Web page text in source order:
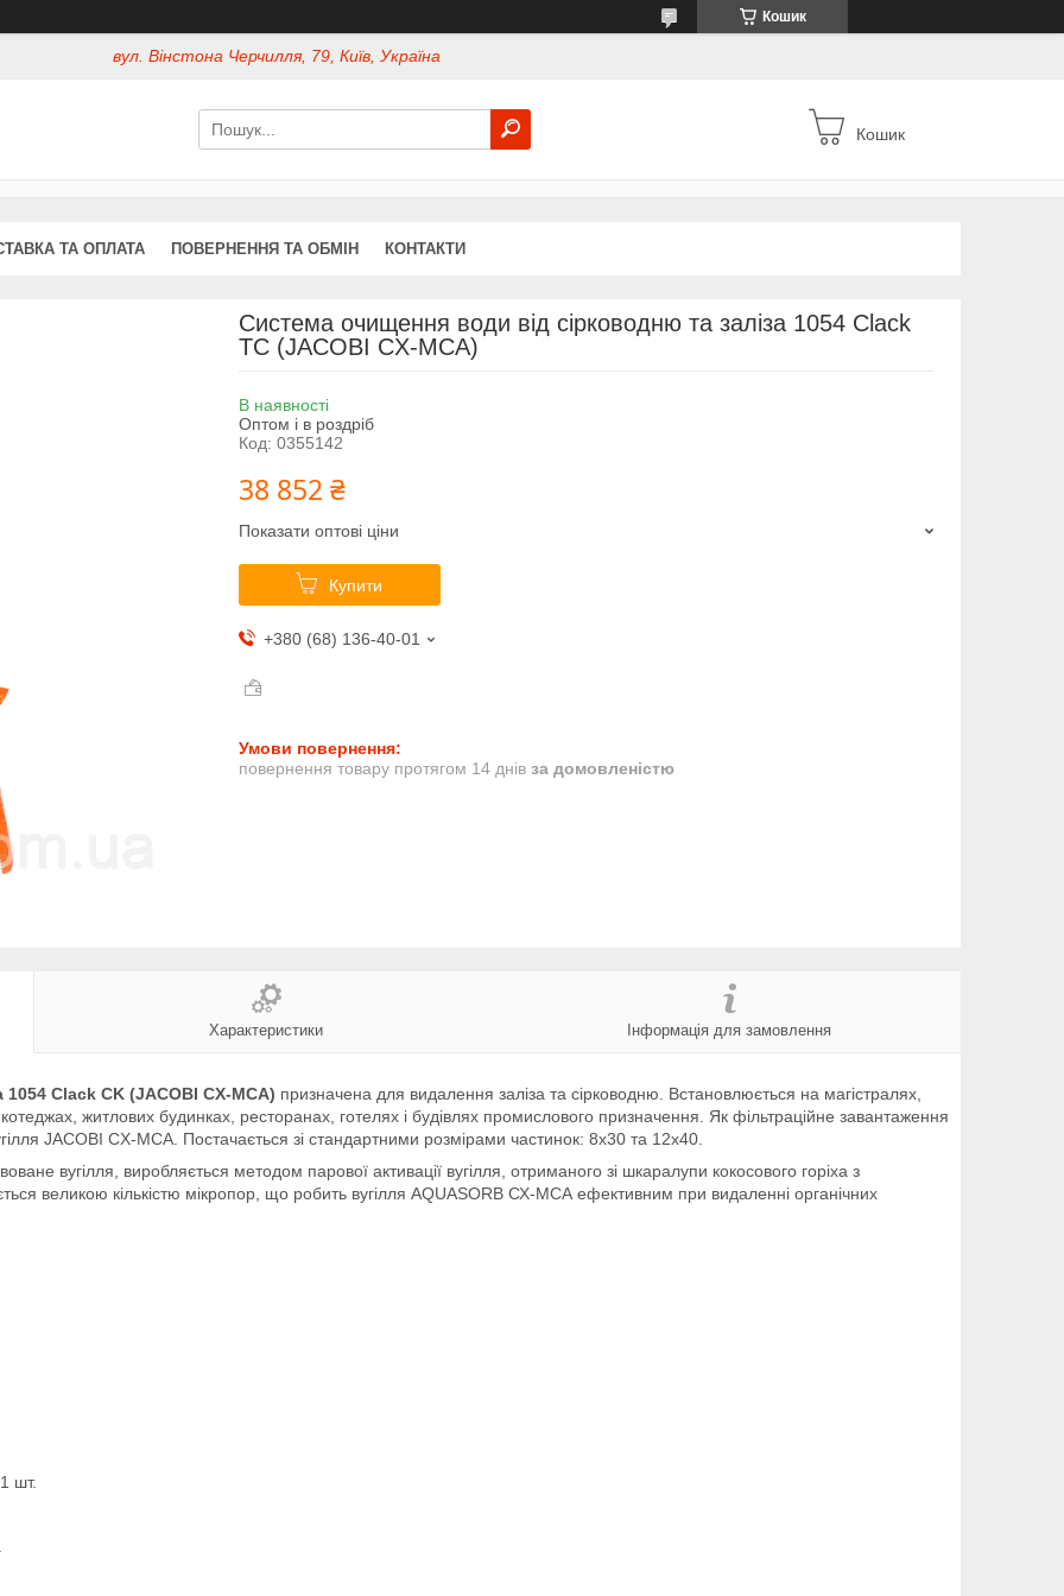
Кошик
вул. Вінстона Черчилля, 79, Київ, Україна
Кошик
ТА ОПЛАТА ПОВЕРНЕННЯ ТА ОБМІН КОНТАКТИ
Система очищення води від сірководню та заліза 1054 Clack
TC (JACOBI CX-MCA)
В наявності
Оптом і в роздріб
Код: 0355142
38 852 ₴
Показати оптові ціни
Купити
+380 (68) 136-40-01
повернення товару протягом 14 днів за домовленістю
Характеристики Інформація для замовлення
Clack CK (JACOBI CX-MCA) призначена для видалення заліза та сірководню. Встановлюється на магістралях,
житлових будинках, ресторанах, готелях і будівлях промислового призначення. Як фільтраційне завантаження
JACOBI CX-MCA. Постачається зі стандартними розмірами частинок: 8х30 та 12х40.
вугілля, виробляється методом парової активації вугілля, отриманого зі шкаралупи кокосового горіха з
великою кількістю мікропор, що робить вугілля AQUASORB СХ-МСА ефективним при видаленні органічних
шт.